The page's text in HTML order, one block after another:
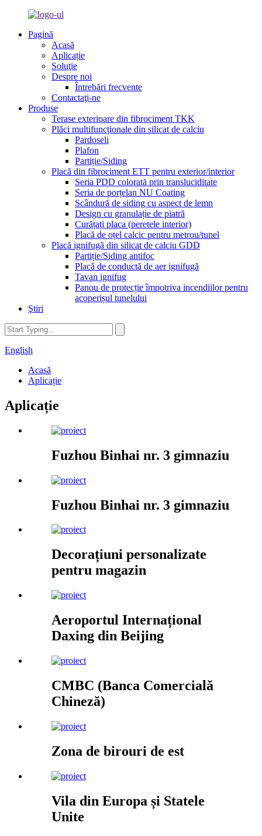
Pagină
Acasă
Aplicație
Soluţie
Despre noi
Întrebări frecvente
Contactaţi-ne
Produse
Terase exterioare din fibrociment TKK
Plăci multifuncționale din silicat de calciu
Pardoseli
Plafon
Partiție/Siding
Placă din fibrociment ETT pentru exterior/interior
Seria PDD colorată prin transluciditate
Seria de porțelan NU Coating
Scândură de siding cu aspect de lemn
Design cu granulație de piatră
Curățați placa (peretele interior)
Placă de oțel calcic pentru metrou/tunel
Placă ignifugă din silicat de calciu GDD
Partiție/Siding antifoc
Placă de conductă de aer ignifugă
Tavan ignifug
Panou de protecție împotriva incendiilor pentru
acoperișul tunelului
Ştiri
English
Acasă
Aplicație
Aplicație
Fuzhou Binhai nr. 3 gimnaziu
Fuzhou Binhai nr. 3 gimnaziu
Decorațiuni personalizate
pentru magazin
Aeroportul Internațional
Daxing din Beijing
CMBC (Banca Comercială
Chineză)
Zona de birouri de est
Vila din Europa și Statele
Unite